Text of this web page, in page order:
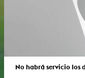
No habrá servicio los